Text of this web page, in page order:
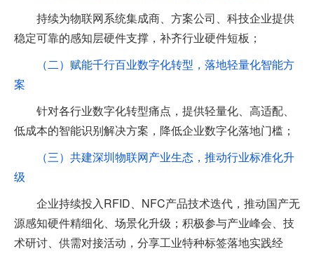
持续为物联网系统集成商、方案公司、科技企业提供
稳定可靠的感知层硬件支撑，补齐行业硬件短板；
（二）赋能千行百业数字化转型，落地轻量化智能方
案
针对各行业数字化转型痛点，提供轻量化、高适配、
低成本的智能识别解决方案，降低企业数字化落地门槛；
（三）共建深圳物联网产业生态，推动行业标准化升
级
企业持续投入RFID、NFC产品技术迭代，推动国产无
源感知硬件精细化、场景化升级；积极参与产业峰会、技
术研讨、供需对接活动，分享工业特种标签落地实践经